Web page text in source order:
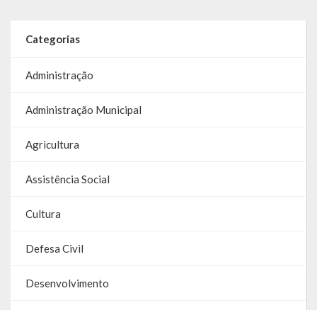
Galeria de Vereadores
Galeria de Fotos
Vídeos
Programas
Publicações
Categorias
Administração
Administração Municipal
Agricultura
Assistência Social
Cultura
Defesa Civil
Desenvolvimento